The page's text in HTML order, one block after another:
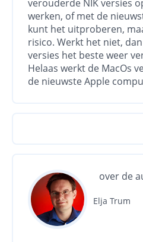
verouderde NIK versies
werken, of met de
kunt het uitproberen,
risico. Werkt het niet,
versies het beste weer
Helaas werkt de MacOs
de nieuwste Apple
over de
Elja Trum